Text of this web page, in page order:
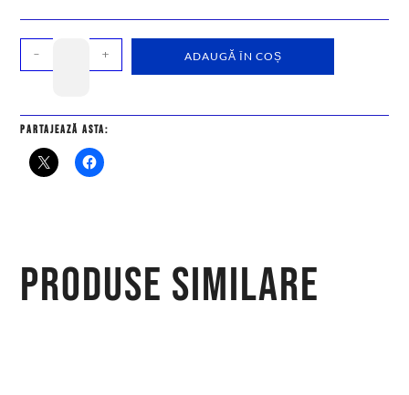
- + ADAUGĂ ÎN COȘ
Partajează asta:
Produse similare